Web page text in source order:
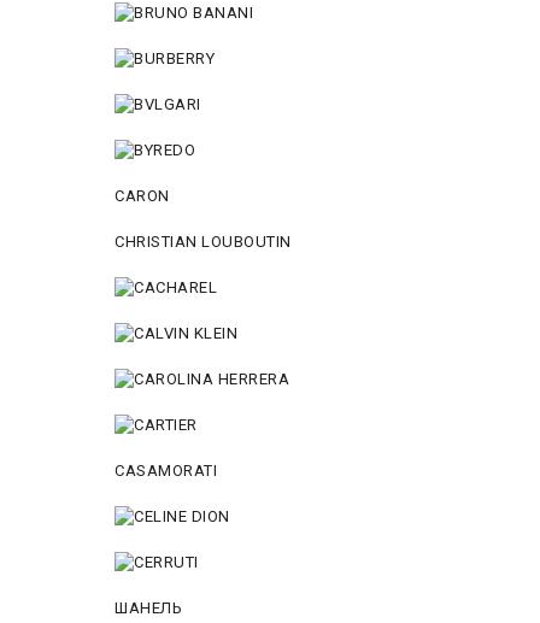
CARON
CHRISTIAN LOUBOUTIN
CASAMORATI
ШАНЕЛЬ